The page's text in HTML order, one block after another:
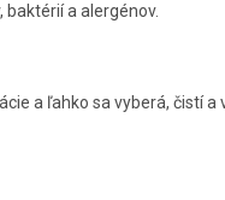
baktérií a alergénov.
a ľahko sa vyberá, čistí